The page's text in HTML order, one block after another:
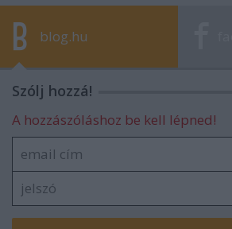
blog.hu
Szólj hozzá!
A hozzászóláshoz be kell lépned!